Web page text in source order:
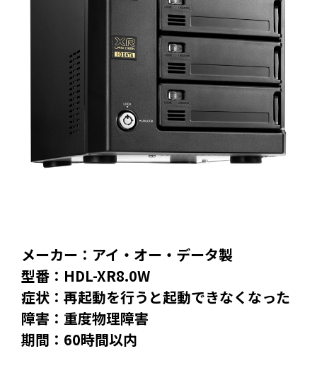
メーカー：アイ・オー・データ製
型番：HDL-XR8.0W
症状：再起動を行うと起動できなくなった
障害：重度物理障害
期間：60時間以内